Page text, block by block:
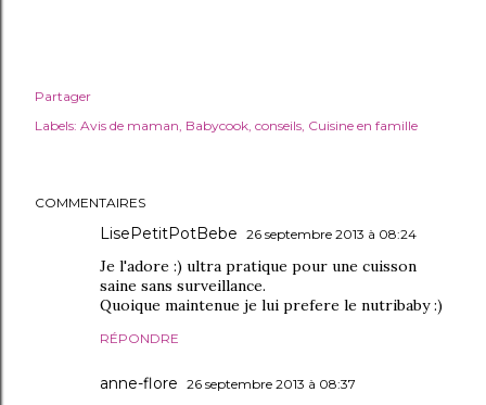
Partager
Labels: Avis de maman Babycook conseils Cuisine en famille
COMMENTAIRES
LisePetitPotBebe 26 septembre 2013 à 08:24
Je l'adore :) ultra pratique pour une cuisson
saine sans surveillance.
Quoique maintenue je lui prefere le nutribaby :)
RÉPONDRE
anne-flore 26 septembre 2013 à 08:37